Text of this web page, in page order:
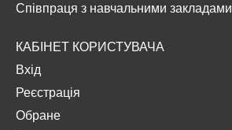
Співпраця з навчальними закладами
КАБІНЕТ КОРИСТУВАЧА
Вхід
Реєстрація
Обране